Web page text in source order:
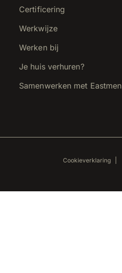
Certificering
Werkwijze
Werken bij
Je huis verhuren?
Samenwerken met Eastmen
Cookieverklaring